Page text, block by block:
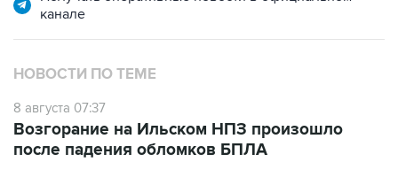
канале
НОВОСТИ ПО ТЕМЕ
8 августа 07:37
Возгорание на Ильском НПЗ произошло
после падения обломков БПЛА